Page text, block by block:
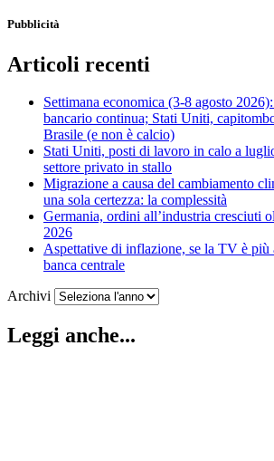
Pubblicità
Articoli recenti
Settimana economica (3-8 agosto
bancario continua; Stati Uniti,
Brasile (e non è calcio)
Stati Uniti, posti di lavoro in calo a
settore privato in stallo
Migrazione a causa del cambiamento
una sola certezza: la complessità
Germania, ordini all’industria cresciuti
2026
Aspettative di inflazione, se la TV è più
banca centrale
Archivi
Leggi anche...